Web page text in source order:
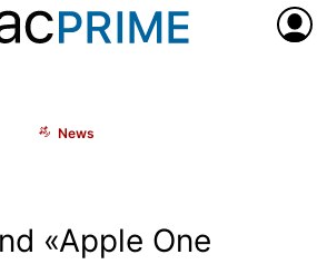
News
«Apple One